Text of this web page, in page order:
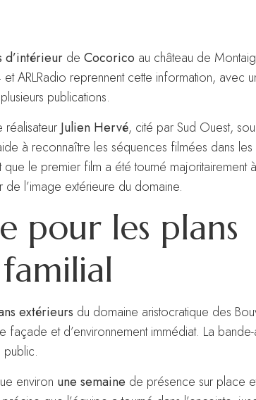
d’intérieur de Cocorico au château de
ARLRadio reprennent cette information, avec
publications.
réalisateur Julien Hervé, cité par Sud Ouest,
à reconnaître les séquences filmées dans les
le premier film a été tourné majoritairement
l’image extérieure du domaine.
pour les plans
extérieurs du domaine aristocratique des
et d’environnement immédiat. La
environ une semaine de présence sur place